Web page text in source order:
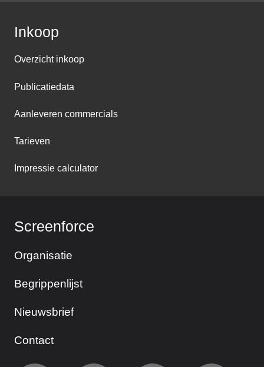
Inkoop
Overzicht inkoop
Publicatiedata
Aanleveren commercials
Tarieven
Impressie calculator
Screenforce
Organisatie
Begrippenlijst
Nieuwsbrief
Contact